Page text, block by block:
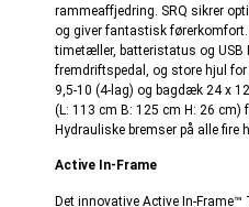
rammeaffjedring. SRQ sikrer
og giver fantastisk
timetæller, batteristatus og USB
fremdriftspedal, og store hjul
9,5-10 (4-lag) og bagdæk 24 x
(L: 113 cm B: 125 cm H: 26 cm)
Hydrauliske bremser på alle fire
Active In-Frame
Det innovative Active In-